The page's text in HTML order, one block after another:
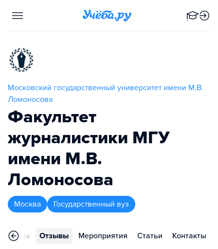
Московский государственный университет имени М.В.
Ломоносова
Факультет
журналистики МГУ
имени М.В.
Ломоносова
Москва Государственный вуз
Отзывы Мероприятия Статьи Контакты